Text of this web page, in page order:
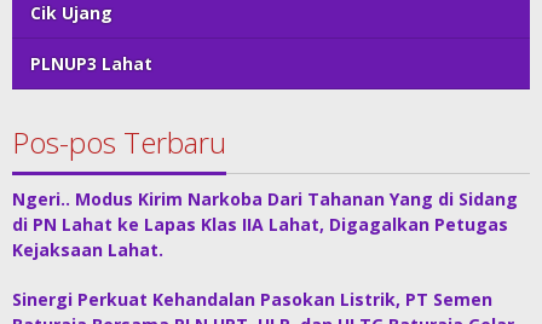
Cik Ujang
PLNUP3 Lahat
Pos-pos Terbaru
Ngeri.. Modus Kirim Narkoba Dari Tahanan Yang di Sidang
di PN Lahat ke Lapas Klas IIA Lahat, Digagalkan Petugas
Kejaksaan Lahat.
Sinergi Perkuat Kehandalan Pasokan Listrik, PT Semen